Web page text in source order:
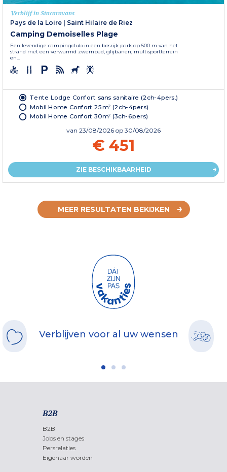
Verblijf in Stacaravans
Pays de la Loire | Saint Hilaire de Riez
Camping Demoiselles Plage
Een levendige campingclub in een bosrijk park op 500 m van het
strand met een verwarmd zwembad, glijbanen, multisportterrein
en...
Tente Lodge Confort sans sanitaire (2ch-4pers.)
Mobil Home Confort 25m² (2ch-4pers)
Mobil Home Confort 30m² (3ch-6pers)
van 23/08/2026 op 30/08/2026
€ 451
ZIE BESCHIKBAARHEID
MEER RESULTATEN BEKIJKEN
Verblijven voor al uw wensen
B2B
B2B
Jobs en stages
Persrelaties
Eigenaar worden